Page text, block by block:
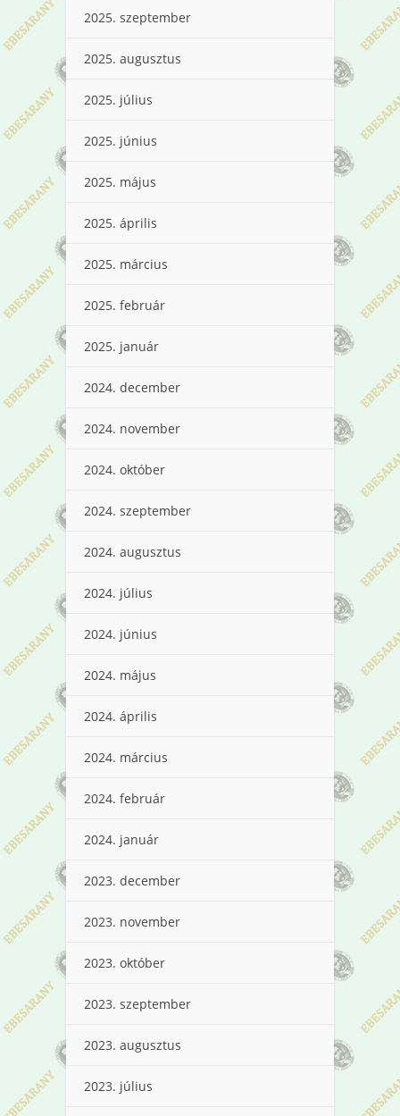
2025. szeptember
2025. augusztus
2025. július
2025. június
2025. május
2025. április
2025. március
2025. február
2025. január
2024. december
2024. november
2024. október
2024. szeptember
2024. augusztus
2024. július
2024. június
2024. május
2024. április
2024. március
2024. február
2024. január
2023. december
2023. november
2023. október
2023. szeptember
2023. augusztus
2023. július